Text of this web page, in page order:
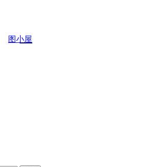
图小屋